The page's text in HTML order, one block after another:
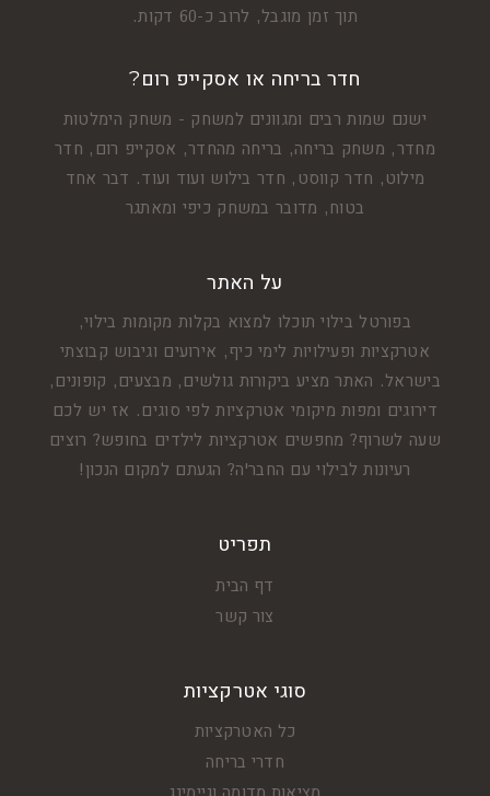
תוך זמן מוגבל, לרוב כ-60 דקות.
חדר בריחה או אסקייפ רום?
ישנם שמות רבים ומגוונים למשחק - משחק הימלטות
מחדר, משחק בריחה, בריחה מהחדר, אסקייפ רום, חדר
מילוט, חדר קווסט, חדר בילוש ועוד ועוד. דבר אחד
בטוח, מדובר במשחק כיפי ומאתגר
על האתר
בפורטל בילוי תוכלו למצוא בקלות מקומות בילוי,
אטרקציות ופעילויות לימי כיף, אירועים וגיבוש קבוצתי
בישראל. האתר מציע ביקורות גולשים, מבצעים, קופונים,
דירוגים ומפות מיקומי אטרקציות לפי סוגים. אז יש לכם
שעה לשרוף? מחפשים אטרקציות לילדים בחופש? רוצים
רעיונות לבילוי עם החבר'ה? הגעתם למקום הנכון!
תפריט
דף הבית
צור קשר
סוגי אטרקציות
כל האטרקציות
חדרי בריחה